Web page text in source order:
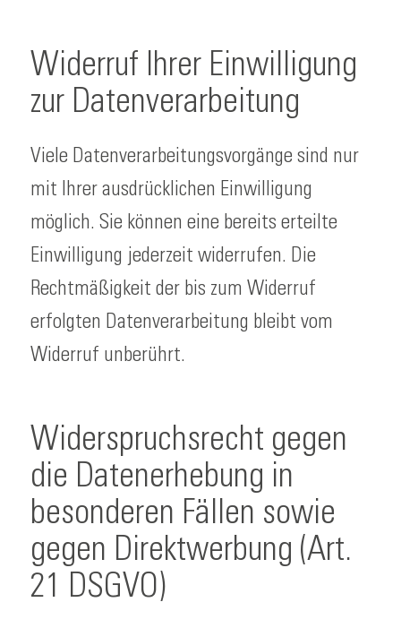
Widerruf Ihrer Einwilligung
zur Datenverarbeitung
Viele Datenverarbeitungsvorgänge sind nur
mit Ihrer ausdrücklichen Einwilligung
möglich. Sie können eine bereits erteilte
Einwilligung jederzeit widerrufen. Die
Rechtmäßigkeit der bis zum Widerruf
erfolgten Datenverarbeitung bleibt vom
Widerruf unberührt.
Widerspruchsrecht gegen
die Datenerhebung in
besonderen Fällen sowie
gegen Direktwerbung (Art.
21 DSGVO)